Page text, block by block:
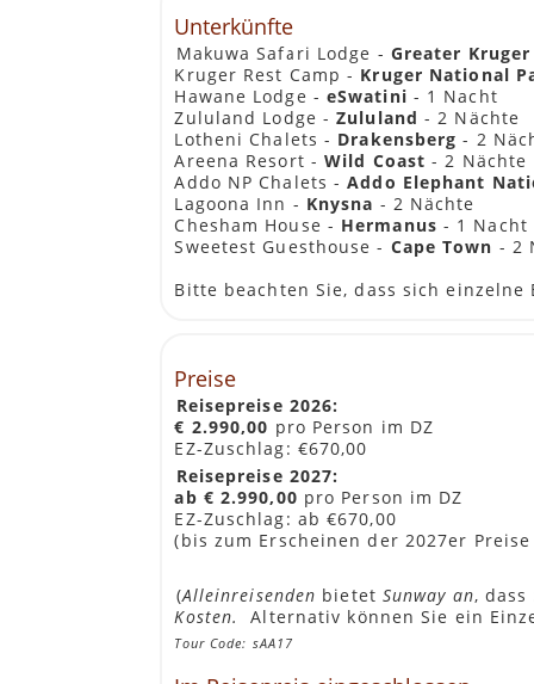
JOHANNESBURG – GREATER KRUGER
Nach der Tour-Vorbesprechung
Panorama-Pässe, grüne Täler,
weltweit übertreffen die
God’s Window, bevor wir zu unserer
Mittagessen wir von der Reiseleitung
Abendessen wird von der Lodge als
Distanz/Zeit:
±620 km, 8 Std. tatsächliche
Rondavels einen Gesamtreisetag von
Tag 2: Kruger Private Reserves
bevor die Lodge uns ein herzhaftes
Frühstück wird von der Lodge
Mittagessen wir von der Reiseleitung
Abendessen wird von der Lodge als
Distanz/Zeit:
±150km, heute machen wir
KRÜGER NATIONAL PARK
Bevor wir uns auf den Weg zurück
erkunden dabei den Busch zu Fuß.
weltweit größte Artenvielfalt zu
Tierbeobachtungen und so können
Unterkünfte
Makuwa Safari Lodge - Greater Kruger
Kruger Rest Camp - Kruger National
Hawane Lodge - eSwatini - 1 Nacht
Zululand Lodge -Zululand- 2 Nächte
Lotheni Chalets - Drakensberg- 2
Areena Resort -Wild Coast - 2 Nächte
Addo NP Chalets - Addo Elephant
Lagoona Inn - Knysna - 2 Nächte
Chesham House - Hermanus - 1 Nacht
Sweetest Guesthouse - Cape Town - 2
Bitte beachten Sie, dass sich
Preise
Reisepreise 2026:
€ 2.990,00 pro Person im DZ
EZ-Zuschlag: €670,00
Reisepreise 2027:
ab € 2.990,00 pro Person im DZ
EZ-Zuschlag: ab €670,00
(bis zum Erscheinen der 2027er
(Alleinreisenden bietet Sunway an, dass
Kosten.
Alternativ können Sie ein
Tour Code: sAA17